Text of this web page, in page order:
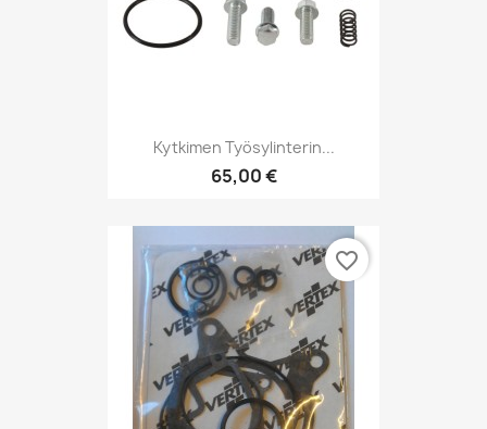
Kytkimen Työsylinterin...
65,00 €
favorite_border